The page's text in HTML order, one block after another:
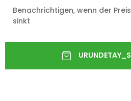
Benachrichtigen, wenn der Preis
sinkt